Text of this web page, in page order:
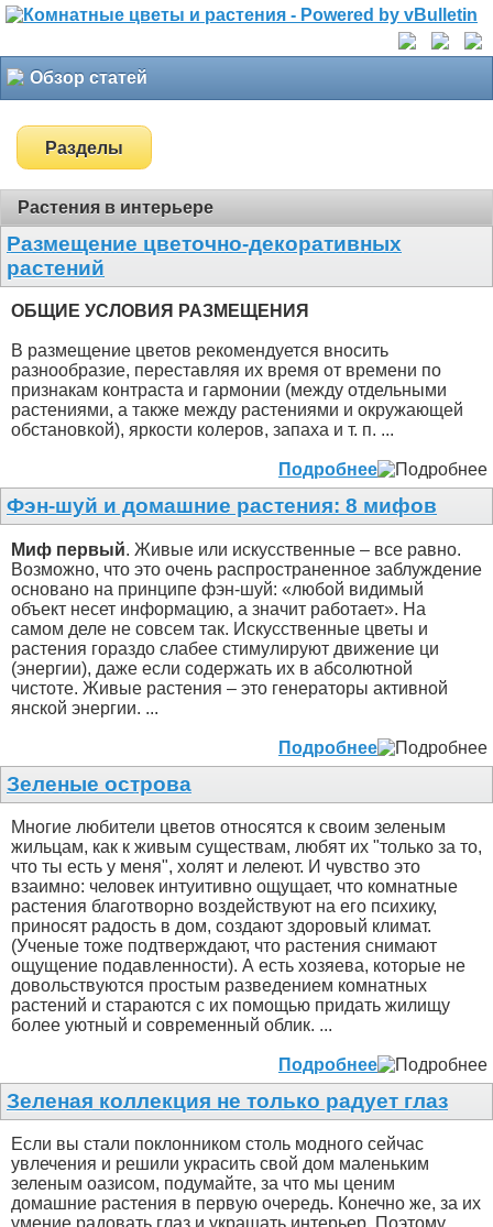
Обзор статей
Разделы
Растения в интерьере
Размещение цветочно-декоративных
растений
ОБЩИЕ УСЛОВИЯ РАЗМЕЩЕНИЯ
В размещение цветов рекомендуется вносить
разнообразие, переставляя их время от времени по
признакам контраста и гармонии (между отдельными
растениями, а также между растениями и окружающей
обстановкой), яркости колеров, запаха и т. п. ...
Подробнее
Фэн-шуй и домашние растения: 8 мифов
Миф первый. Живые или искусственные – все равно.
Возможно, что это очень распространенное заблуждение
основано на принципе фэн-шуй: «любой видимый
объект несет информацию, а значит работает». На
самом деле не совсем так. Искусственные цветы и
растения гораздо слабее стимулируют движение ци
(энергии), даже если содержать их в абсолютной
чистоте. Живые растения – это генераторы активной
янской энергии. ...
Подробнее
Зеленые острова
Многие любители цветов относятся к своим зеленым
жильцам, как к живым существам, любят их "только за то,
что ты есть у меня", холят и лелеют. И чувство это
взаимно: человек интуитивно ощущает, что комнатные
растения благотворно воздействуют на его психику,
приносят радость в дом, создают здоровый климат.
(Ученые тоже подтверждают, что растения снимают
ощущение подавленности). А есть хозяева, которые не
довольствуются простым разведением комнатных
растений и стараются с их помощью придать жилищу
более уютный и современный облик. ...
Подробнее
Зеленая коллекция не только радует глаз
Если вы стали поклонником столь модного сейчас
увлечения и решили украсить свой дом маленьким
зеленым оазисом, подумайте, за что мы ценим
домашние растения в первую очередь. Конечно же, за их